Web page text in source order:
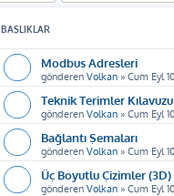
BAŞLIKLAR
Modbus Adresleri
gönderen Volkan » Cum Eyl
Teknik Terimler Kılavuzu
gönderen Volkan » Cum Eyl
Bağlantı Şemaları
gönderen Volkan » Cum Eyl
Üç Boyutlu Çizimler (3D)
gönderen Volkan » Cum Eyl